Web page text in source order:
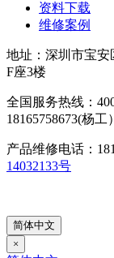
资料下载
维修案例
地址：深圳市宝安
F座3楼
全国服务热线：
18165758673(杨工）
产品维修电话：
14032133号
简体中文
×